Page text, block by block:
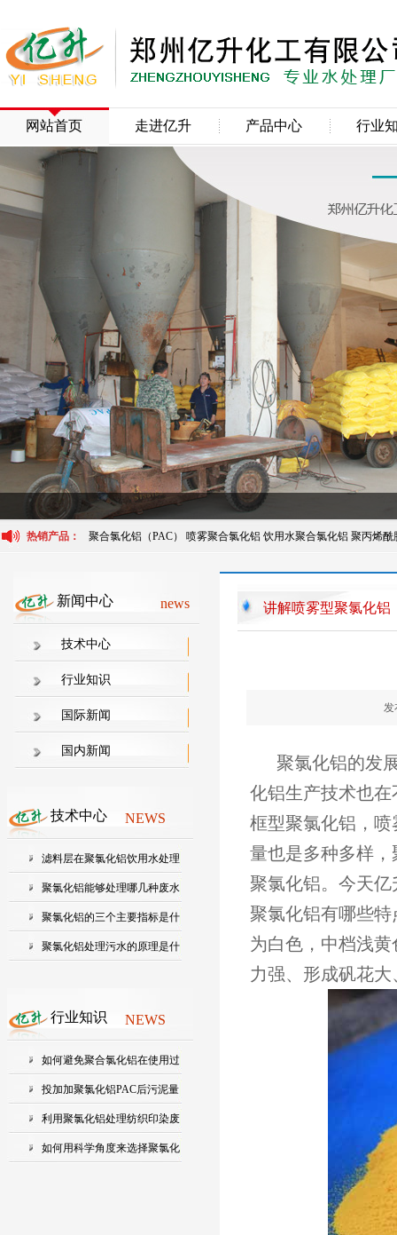
网站首页 走进亿升 产品中心 行业
热销产品： 聚合氯化铝（PAC） 喷雾聚合氯化铝 饮用水聚合氯化铝 聚丙烯酰
news
新闻中心
技术中心
行业知识
国际新闻
国内新闻
NEWS
技术中心
滤料层在聚氯化铝饮用水处理
中起...
聚氯化铝能够处理哪几种废水
聚氯化铝的三个主要指标是什
么？...
聚氯化铝处理污水的原理是什
NEWS
行业知识
如何避免聚合氯化铝在使用过
程中...
投加加聚氯化铝PAC后污泥量
会增加...
利用聚氯化铝处理纺织印染废
水的...
如何用科学角度来选择聚氯化
讲解喷雾型聚氯化铝
发
聚氯化铝的发展
化铝生产技术也
框型聚氯化铝，
量也是多种多样
聚氯化铝。今天
聚氯化铝有哪些
为白色，中档浅
力强、形成矾花